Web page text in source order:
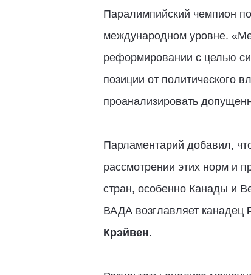
Паралимпийский чемпион
международном уровне.
реформировании с целью
позиции от политического
проанализировать
Парламентарий добавил,
рассмотрении этих норм и
стран, особенно Канады и
ВАДА возглавляет канадец
Крэйвен.